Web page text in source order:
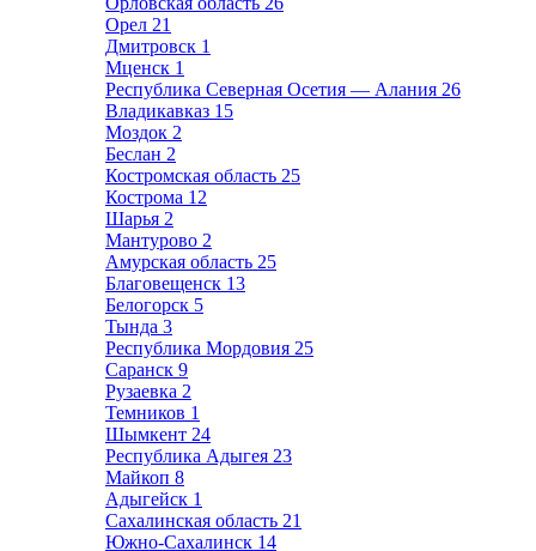
Орел 21
Дмитровск 1
Мценск 1
Республика Северная Осетия — Алания 26
Владикавказ 15
Моздок 2
Беслан 2
Костромская область 25
Кострома 12
Шарья 2
Мантурово 2
Амурская область 25
Благовещенск 13
Белогорск 5
Тында 3
Республика Мордовия 25
Саранск 9
Рузаевка 2
Темников 1
Шымкент 24
Республика Адыгея 23
Майкоп 8
Адыгейск 1
Сахалинская область 21
Южно-Сахалинск 14